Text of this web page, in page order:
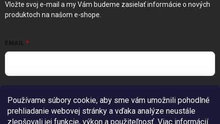
Používame súbory cookie, aby sme vám umožnili pohodlné
prehliadanie webovej stránky a vďaka analýze neustále
zlepšovali jej funkcie, výkon a použiteľnosť. Viac informácií
Vložte svoj e-mail a my Vám budeme zasielať informácie o nových
produktoch na našom e-shope.
EMAIL
údajov
Prihlásiť sa